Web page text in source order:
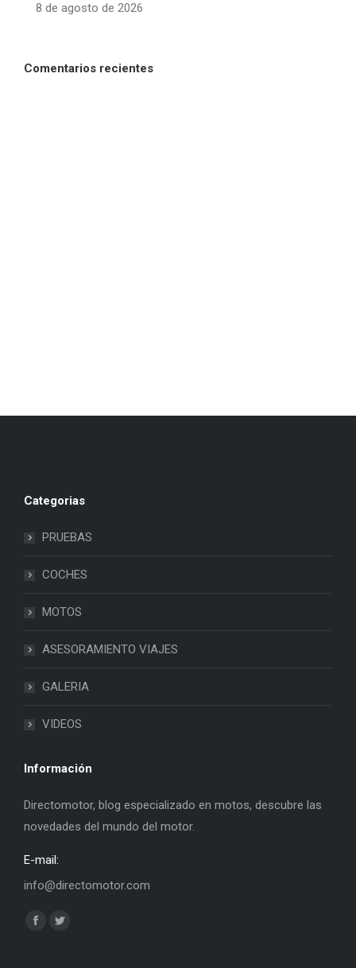
8 de agosto de 2026
Comentarios recientes
Categorias
PRUEBAS
COCHES
MOTOS
ASESORAMIENTO VIAJES
GALERIA
VIDEOS
Información
Directomotor, blog especializado en motos, descubre las
novedades del mundo del motor.
E-mail:
info@directomotor.com
Find us on:
Facebook
Twitter